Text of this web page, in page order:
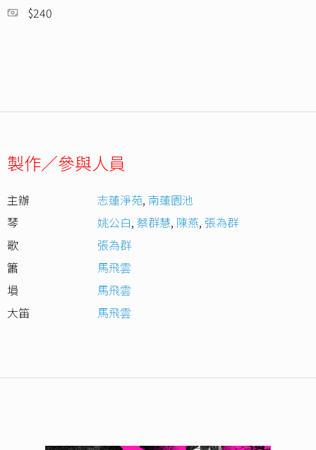
$240
製作／參與人員
主辦 志蓮淨苑,南蓮園池
琴
姚公白,蔡群慧, 陳燕, 張為群
歌
張為群
簫
馬飛雲
塤
馬飛雲
大笛
馬飛雲